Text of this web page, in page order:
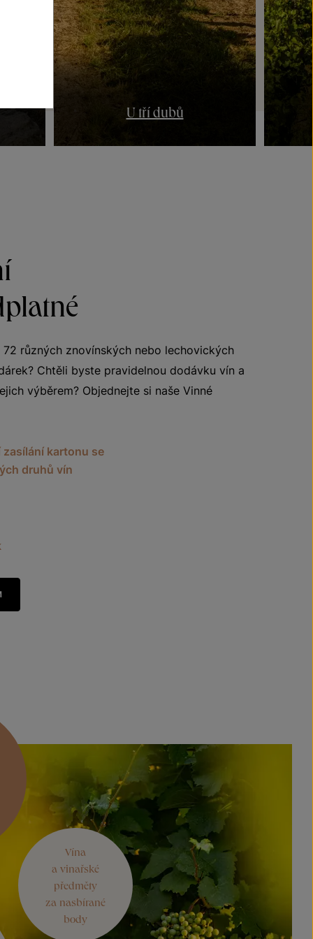
U tří dubů
různých znovínských nebo lechovických
Chtěli byste pravidelnou dodávku vín a
výběrem? Objednejte si naše Vinné
zasílání kartonu se
druhů vín
Vína
a vinařské
předměty
za nasbírané
body